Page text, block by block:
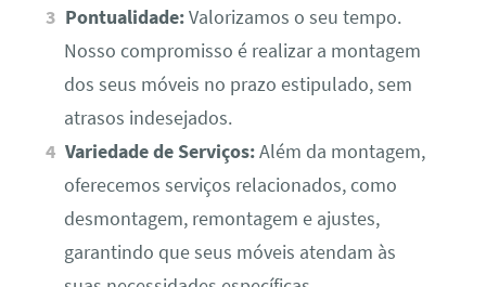
Pontualidade:Valorizamos o seu tempo.
Nosso compromisso é realizar a montagem
dos seus móveis no prazo estipulado, sem
atrasos indesejados.
Variedade de Serviços:Além da montagem,
oferecemos serviços relacionados, como
desmontagem, remontagem e ajustes,
garantindo que seus móveis atendam às